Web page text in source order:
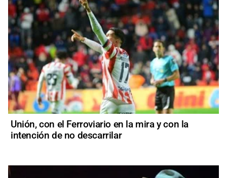
Unión, con el Ferroviario en la mira y con la
intención de no descarrilar